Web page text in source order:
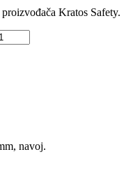
Kratos Safety.
navoj.